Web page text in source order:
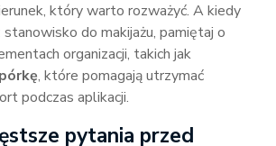
który warto rozważyć. A kiedy
do makijażu, pamiętaj o
organizacji, takich jak
, które pomagają utrzymać
podczas aplikacji.
pytania przed